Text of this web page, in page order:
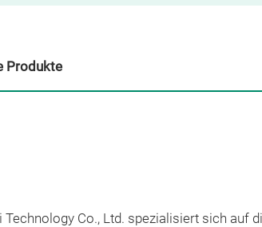
Technology Co., Ltd. spezialisiert sich auf
Produkte